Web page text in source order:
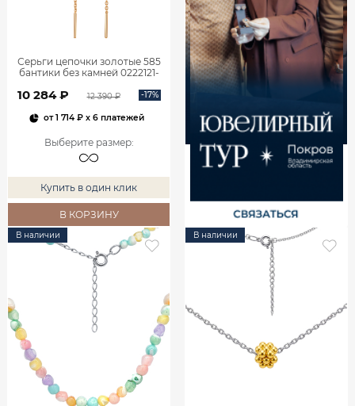
Серьги цепочки золотые 585
бантики без камней 0222121-
10 284 ₽ 12 390 ₽ -17%
от1 714 ₽x 6 платежей
Выберите размер:
Купить в один клик
В КОРЗИНУ
В наличии В наличии